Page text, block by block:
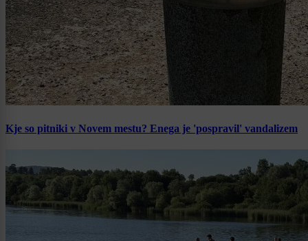
Kje so pitniki v Novem mestu? Enega je 'pospravil' vandalizem